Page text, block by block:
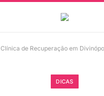
Clínica de Recuperação em
DICAS